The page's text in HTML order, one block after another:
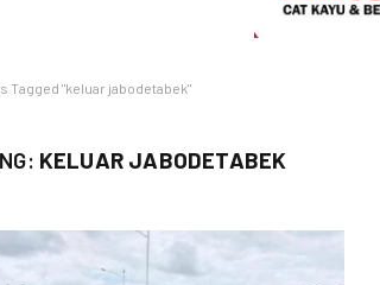
Tagged "keluar jabodetabek"
KELUAR JABODETABEK